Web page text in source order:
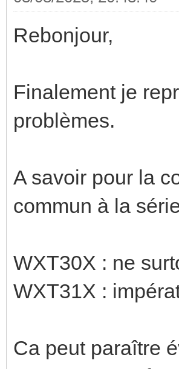
Rebonjour,
Finalement je
problèmes.
A savoir pour la
commun à la
WXT30X : ne
WXT31X :
Ca peut paraître